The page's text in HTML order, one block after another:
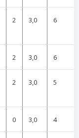
2 3,0 6
2 3,0 6
2 3,0 5
0 3,0 4